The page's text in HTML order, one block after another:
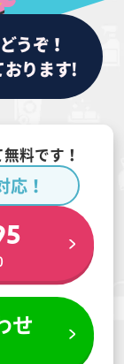
うぞ！
ります!
料です！
応！
せ